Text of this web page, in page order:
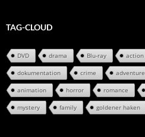
TAG-CLOUD
DVD drama Blu-ray action
dokumentation crime adventure
animation horror romance
mystery family goldener haken